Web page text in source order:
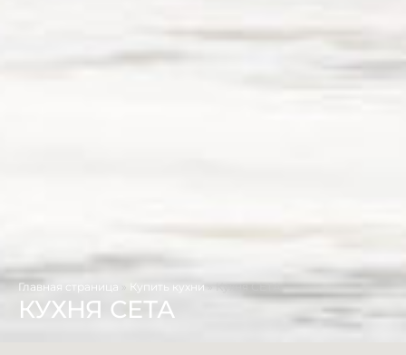
Главная страница Купить кухни Кухня СЕТА
КУХНЯ СЕТА